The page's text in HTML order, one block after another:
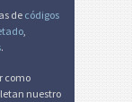
decódigos
,
.
como
nuestro